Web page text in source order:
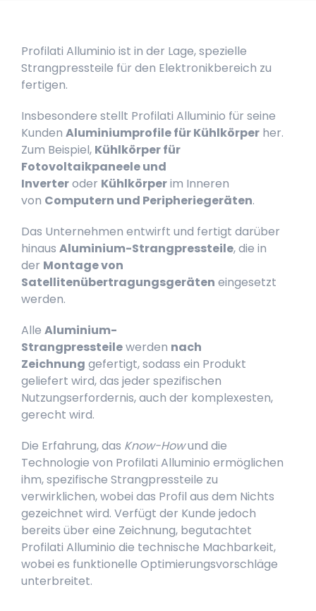
Profilati Alluminio ist in der Lage, spezielle
Strangpressteile für den Elektronikbereich zu
fertigen.
Insbesondere stellt Profilati Alluminio für seine
Kunden Aluminiumprofile für Kühlkörper her.
Zum Beispiel, Kühlkörper für
Fotovoltaikpaneele und
Inverteroder Kühlkörperim Inneren
von Computern und Peripheriegeräten.
Das Unternehmen entwirft und fertigt darüber
hinaus Aluminium-Strangpressteile, die in
der Montage von
Satellitenübertragungsgeräten eingesetzt
werden.
Alle Aluminium-
Strangpressteilewerden nach
Zeichnung gefertigt, sodass ein Produkt
geliefert wird, das jeder spezifischen
Nutzungserfordernis, auch der komplexesten,
gerecht wird.
Die Erfahrung, das Know-Howund die
Technologie von Profilati Alluminio ermöglichen
ihm, spezifische Strangpressteile zu
verwirklichen, wobei das Profil aus dem Nichts
gezeichnet wird. Verfügt der Kunde jedoch
bereits über eine Zeichnung, begutachtet
Profilati Alluminio die technische Machbarkeit,
wobei es funktionelle Optimierungsvorschläge
unterbreitet.